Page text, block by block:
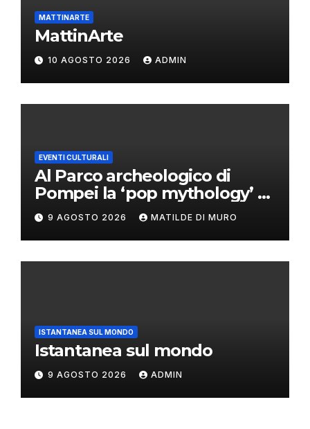
MATTINARTE
MattinArte
10 AGOSTO 2026 ADMIN
EVENTI CULTURALI
Al Parco archeologico di
Pompei la ‘pop mythology’ di
Philip Colbert
9 AGOSTO 2026 MATILDE DI MURO
ISTANTANEA SUL MONDO
Istantanea sul mondo
9 AGOSTO 2026 ADMIN